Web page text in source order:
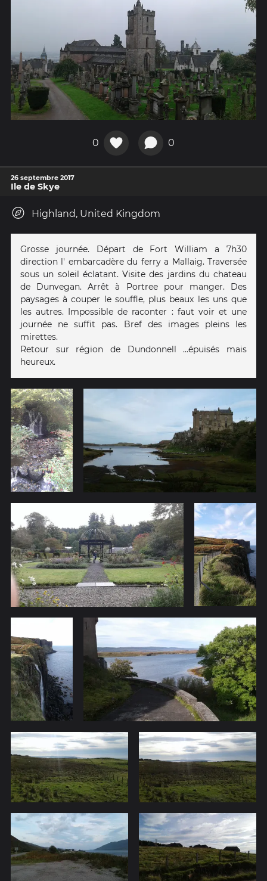
0 0
26 septembre 2017
Ile de Skye
Highland, United Kingdom
Grosse journée. Départ de Fort William a 7h30
direction l' embarcadère du ferry a Mallaig. Traversée
sous un soleil éclatant. Visite des jardins du chateau
de Dunvegan. Arrêt à Portree pour manger. Des
paysages à couper le souffle, plus beaux les uns que
les autres. Impossible de raconter : faut voir et une
journée ne suffit pas. Bref des images pleins les
mirettes.
Retour sur région de Dundonnell ...épuisés mais
heureux.